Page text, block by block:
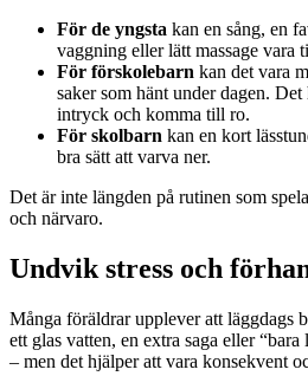
För de yngsta kan en sång, en
vaggning eller lätt massage vara
För förskolebarn kan det vara
saker som hänt under dagen.
intryck och komma till ro.
För skolbarn kan en kort
bra sätt att varva ner.
Det är inte längden på rutinen som
och närvaro.
Undvik stress och
Många föräldrar upplever att läggdags
ett glas vatten, en extra saga eller
– men det hjälper att vara konsekvent